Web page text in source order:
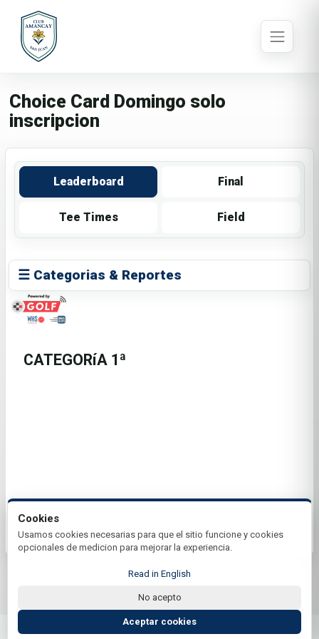
Choice Card Domingo solo
inscripcion
Leaderboard Final
Tee Times Field
☰ Categorias & Reportes
CATEGORíA 1ª
© 2026 Club Amancay | by Plus+Golf
Website powered byPlus+Golf
Cookies
Usamos cookies necesarias para que el sitio funcione y cookies
opcionales de medicion para mejorar la experiencia.
Read in English
No acepto
Aceptar cookies